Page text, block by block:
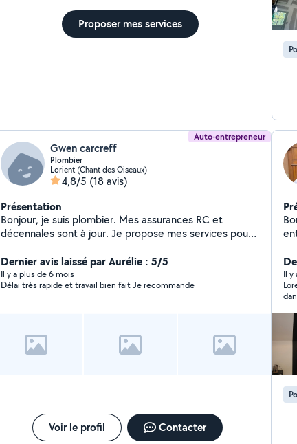
Proposer mes services
Auto-entrepreneur
Gwen carcreff
Plombier
Lorient (Chant des Oiseaux)
4,8/5 (18 avis)
Présentation
Bonjour, je suis plombier. Mes assurances RC et
décennales sont à jour. Je propose mes services pour
ballon d'eau chaude, wc, robinetterie etc Par ailleurs
fais également de la pose de cloisons sèches.
N'hésitez pas à me contacter pour plus d'informations.
Dernier avis laissé par Aurélie : 5/5
Il y a plus de 6 mois
Délai très rapide et travail bien fait Je recommande
Voir le profil Contacter
Il y